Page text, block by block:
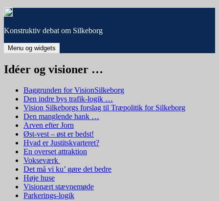
Hop
indhold
Konstruktiv debat om Silkeborg
Menu og widgets
Idéer og visioner …
Baggrunden for VisionSilkeborg
Den indre bys trafik-logik …
Vision Silkeborgs forslag til Træpolitik for Silkeborg
Den manglende hank …
Arven efter Jorn
Øst-vest – øst er bedst!
Hvad er Justitskvarteret?
En overset attraktion
Vokseværk
Det må vi ku’ gøre det bedre
Høje huse
Visionært stævnemøde
Parkerings-logik